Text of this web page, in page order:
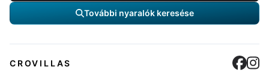
További nyaralók keresése
CROVILLAS